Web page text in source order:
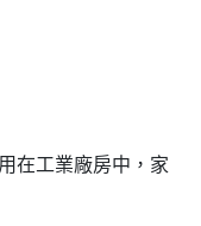
在工業廠房中，家